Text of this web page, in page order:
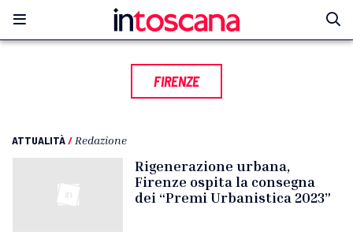
FIRENZE
ATTUALITÀ/ Redazione
Rigenerazione urbana,
Firenze ospita la consegna
dei “Premi Urbanistica 2023”